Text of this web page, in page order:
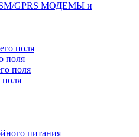
GPRS МОДЕМЫ и
поля
поля